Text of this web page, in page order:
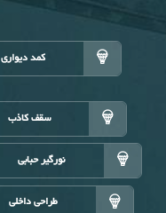
کمد دیواری
سقف کاذب
نورگیر حبابی
طراحی داخلی